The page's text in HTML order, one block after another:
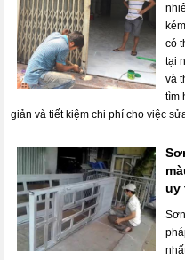
có
tại
và
tìm
giản và tiết kiệm chi phí cho việc
uy